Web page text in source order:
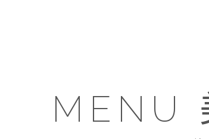
MENU